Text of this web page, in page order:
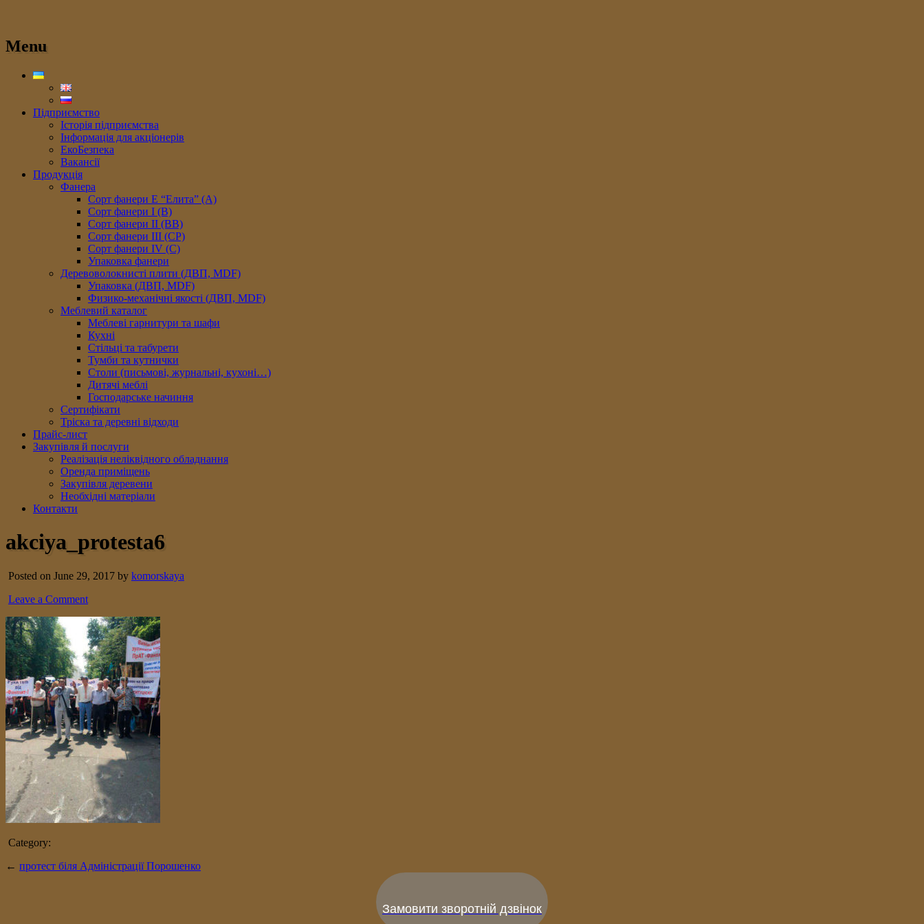
Menu
Підприємство
Історія підприємства
Інформація для акціонерів
ЕкоБезпека
Вакансії
Продукція
Фанера
Сорт фанери E “Елита” (A)
Сорт фанери I (В)
Сорт фанери II (ВB)
Сорт фанери III (CP)
Сорт фанери IV (C)
Упаковка фанери
Деревоволокнисті плити (ДВП, MDF)
Упаковка (ДВП, MDF)
Физико-механічні якості (ДВП, MDF)
Меблевий каталог
Меблеві гарнитури та шафи
Кухні
Стільці та табурети
Тумби та кутнички
Столи (письмові, журнальні, кухоні…)
Дитячі меблі
Господарське начиння
Сертифікати
Тріска та деревні відходи
Прайс-лист
Закупівля й послуги
Реалізація неліквідного обладнання
Оренда приміщень
Закупівля деревени
Необхідні матеріали
Контакти
akciya_protesta6
Posted on June 29, 2017 by komorskaya
Leave a Comment
Category:
← протест біля Адміністрації Порошенко
Замовити зворотній дзвінок